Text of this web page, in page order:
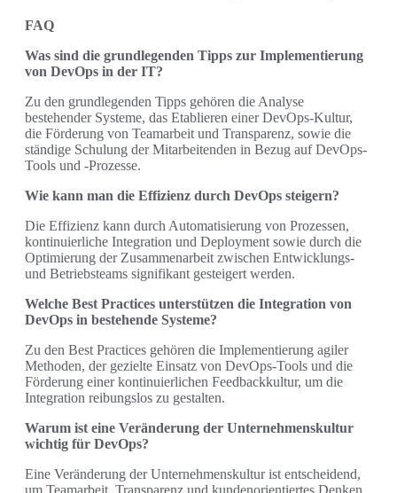
FAQ
Was sind die grundlegenden Tipps zur Implementierung
von DevOps in der IT?
Zu den grundlegenden Tipps gehören die Analyse
bestehender Systeme, das Etablieren einer DevOps-Kultur,
die Förderung von Teamarbeit und Transparenz, sowie die
ständige Schulung der Mitarbeitenden in Bezug auf DevOps-
Tools und -Prozesse.
Wie kann man die Effizienz durch DevOps steigern?
Die Effizienz kann durch Automatisierung von Prozessen,
kontinuierliche Integration und Deployment sowie durch die
Optimierung der Zusammenarbeit zwischen Entwicklungs-
und Betriebsteams signifikant gesteigert werden.
Welche Best Practices unterstützen die Integration von
DevOps in bestehende Systeme?
Zu den Best Practices gehören die Implementierung agiler
Methoden, der gezielte Einsatz von DevOps-Tools und die
Förderung einer kontinuierlichen Feedbackkultur, um die
Integration reibungslos zu gestalten.
Warum ist eine Veränderung der Unternehmenskultur
wichtig für DevOps?
Eine Veränderung der Unternehmenskultur ist entscheidend,
um Teamarbeit, Transparenz und kundenorientiertes Denken